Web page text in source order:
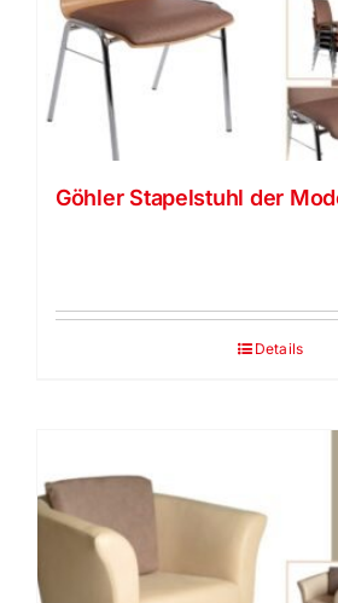
Göhler Stapelstuhl der
Details